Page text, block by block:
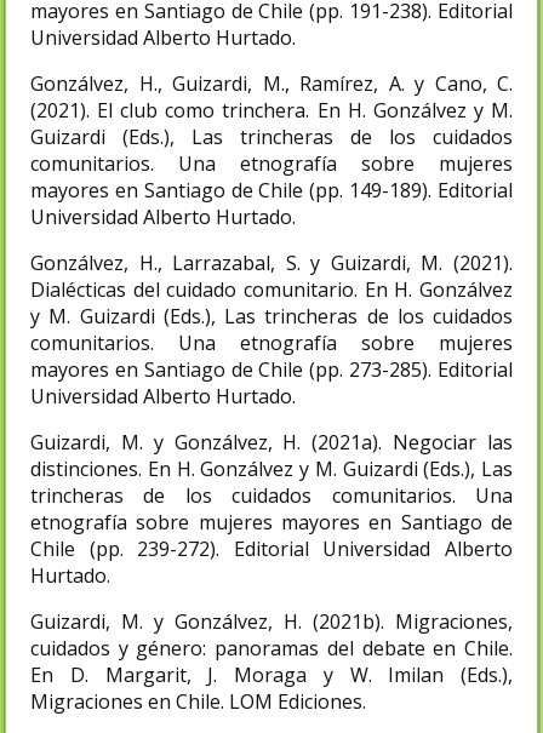
mayores en Santiago de Chile (pp. 191-238). Editorial
Universidad Alberto Hurtado.
Gonzálvez, H., Guizardi, M., Ramírez, A. y Cano, C.
(2021). El club como trinchera. En H. Gonzálvez y M.
Guizardi (Eds.), Las trincheras de los cuidados
comunitarios. Una etnografía sobre mujeres
mayores en Santiago de Chile (pp. 149-189). Editorial
Universidad Alberto Hurtado.
Gonzálvez, H., Larrazabal, S. y Guizardi, M. (2021).
Dialécticas del cuidado comunitario. En H. Gonzálvez
y M. Guizardi (Eds.), Las trincheras de los cuidados
comunitarios. Una etnografía sobre mujeres
mayores en Santiago de Chile (pp. 273-285). Editorial
Universidad Alberto Hurtado.
Guizardi, M. y Gonzálvez, H. (2021a). Negociar las
distinciones. En H. Gonzálvez y M. Guizardi (Eds.), Las
trincheras de los cuidados comunitarios. Una
etnografía sobre mujeres mayores en Santiago de
Chile (pp. 239-272). Editorial Universidad Alberto
Hurtado.
Guizardi, M. y Gonzálvez, H. (2021b). Migraciones,
cuidados y género: panoramas del debate en Chile.
En D. Margarit, J. Moraga y W. Imilan (Eds.),
Migraciones en Chile. LOM Ediciones.